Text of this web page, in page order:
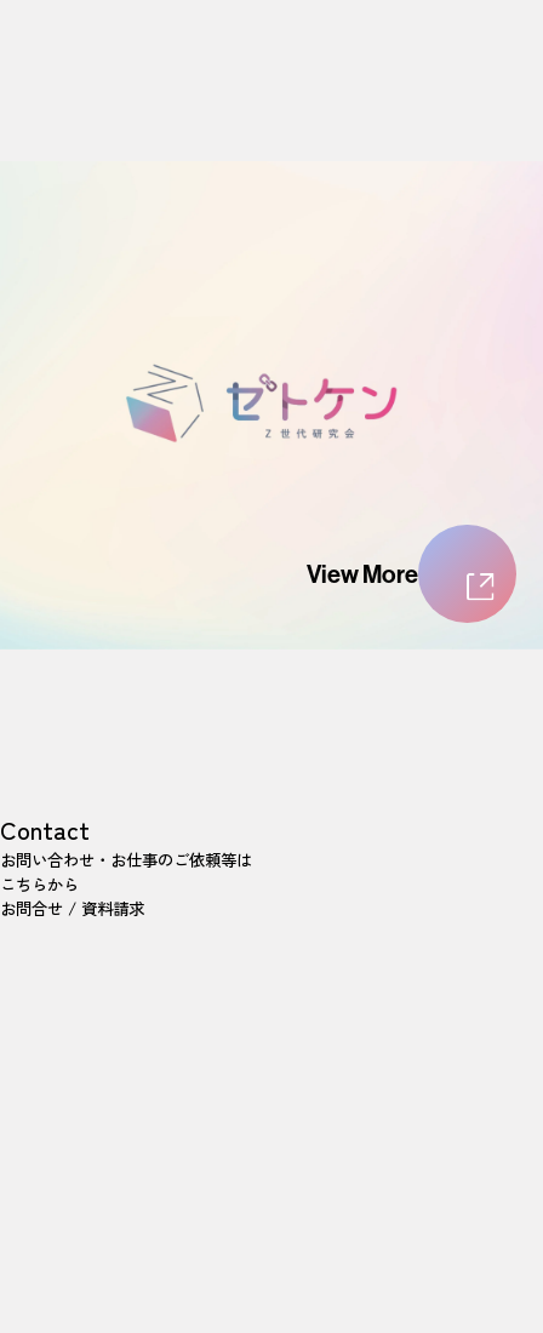
View More
Contact
お問い合わせ・お仕事のご依頼等は
こちらから
お問合せ / 資料請求